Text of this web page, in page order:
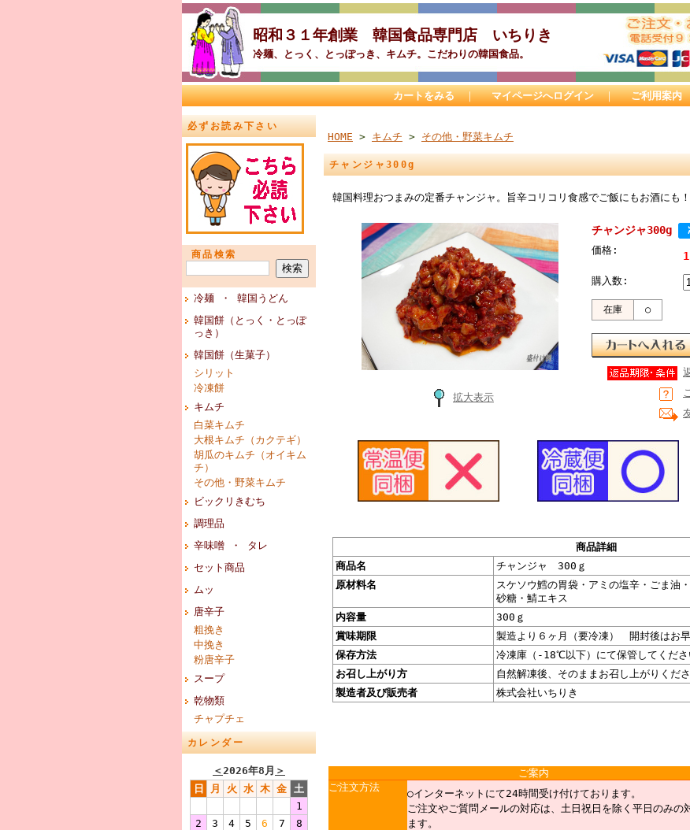
昭和３１年創業 韓国食品専門店 いちりき
冷麺、とっく、とっぽっき、キムチ。こだわりの韓国食品。
カートをみる ｜ マイページへログイン ｜ ご利用案内
必ずお読み下さい
商品検索
冷麺 ・ 韓国うどん
韓国餅（とっく・とっぽ
っき）
韓国餅（生菓子）
シリット
冷凍餅
キムチ
白菜キムチ
大根キムチ（カクテギ）
胡瓜のキムチ（オイキム
チ）
その他・野菜キムチ
ビックリきむち
調理品
辛味噌 ・ タレ
セット商品
ムッ
唐辛子
粗挽き
中挽き
粉唐辛子
スープ
乾物類
チャプチェ
カレンダー
＜2026年8月 ＞
日
月 火 水 木 金 土
1
2
3 4 5 6 7
8
HOME > キムチ > その他・野菜キムチ
チャンジャ300g
韓国料理おつまみの定番チャンジャ。旨辛コリコリ食感でご飯にもお酒にも！
拡大表示
チャンジャ300g
価格:
購入数:
在庫 ○
商品詳細
商品名
チャンジャ 300ｇ
原材料名
スケソウ鱈の胃袋・アミの塩辛・ごま油
砂糖・鯖エキス
内容量
300ｇ
賞味期限
製造より６ヶ月（要冷凍） 開封後はお早
保存方法
冷凍庫（-18℃以下）にて保管してくださ
お召し上がり方
自然解凍後、そのままお召し上がりくださ
製造者及び販売者
株式会社いちりき
ご案内
ご注文方法
○インターネットにて24時間受け付けております。
ご注文やご質問メールの対応は、土日祝日を除く平日のみの
ます。